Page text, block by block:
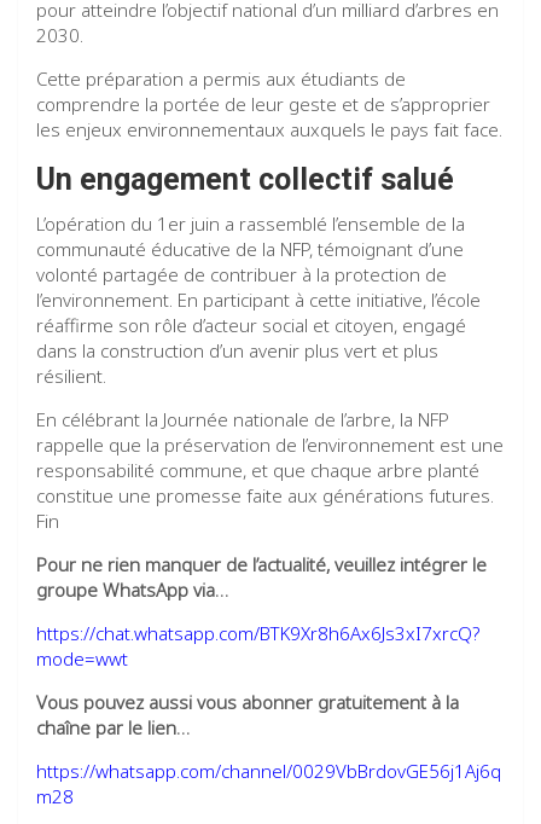
pour atteindre l’objectif national d’un milliard d’arbres en
2030.
Cette préparation a permis aux étudiants de
comprendre la portée de leur geste et de s’approprier
les enjeux environnementaux auxquels le pays fait face.
Un engagement collectif salué
L’opération du 1er juin a rassemblé l’ensemble de la
communauté éducative de la NFP, témoignant d’une
volonté partagée de contribuer à la protection de
l’environnement. En participant à cette initiative, l’école
réaffirme son rôle d’acteur social et citoyen, engagé
dans la construction d’un avenir plus vert et plus
résilient.
En célébrant la Journée nationale de l’arbre, la NFP
rappelle que la préservation de l’environnement est une
responsabilité commune, et que chaque arbre planté
constitue une promesse faite aux générations futures.
Fin
Pour ne rien manquer de l’actualité, veuillez intégrer le
groupe WhatsApp via…
https://chat.whatsapp.com/BTK9Xr8h6Ax6Js3xI7xrcQ?
mode=wwt
Vous pouvez aussi vous abonner gratuitement à la
chaîne par le lien…
https://whatsapp.com/channel/0029VbBrdovGE56j1Aj6q
m28